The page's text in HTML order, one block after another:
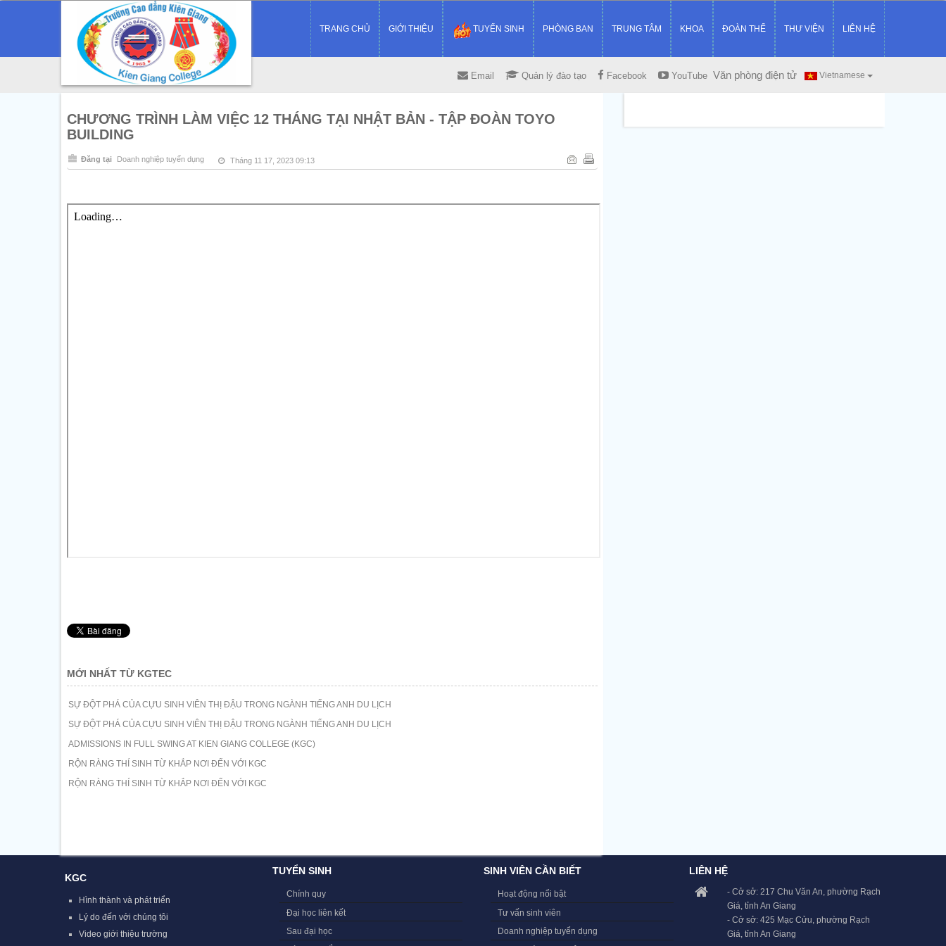
TRANG CHỦ GIỚI THIỆU TUYỂN SINH PHÒNG BAN TRUNG TÂM KHOA ĐOÀN THỂ THƯ VIỆN LIÊN HỆ
Vietnamese
Email Quản lý đào tạo Facebook YouTube Văn phòng điện tử
CHƯƠNG TRÌNH LÀM VIỆC 12 THÁNG TẠI NHẬT BẢN - TẬP ĐOÀN TOYO
BUILDING
Đăng tại Doanh nghiệp tuyển dụng Tháng 11 17, 2023 09:13
MỚI NHẤT TỪ KGTEC
SỰ ĐỘT PHÁ CỦA CỰU SINH VIÊN THỊ ĐẬU TRONG NGÀNH TIẾNG ANH DU LỊCH
SỰ ĐỘT PHÁ CỦA CỰU SINH VIÊN THỊ ĐẬU TRONG NGÀNH TIẾNG ANH DU LỊCH
ADMISSIONS IN FULL SWING AT KIEN GIANG COLLEGE (KGC)
RỘN RÀNG THÍ SINH TỪ KHẮP NƠI ĐẾN VỚI KGC
RỘN RÀNG THÍ SINH TỪ KHẮP NƠI ĐẾN VỚI KGC
KGC
Hình thành và phát triển
Lý do đến với chúng tôi
Video giới thiệu trường
TUYỂN SINH
Chính quy
Đại học liên kết
Sau đại học
SINH VIÊN CẦN BIẾT
Hoạt động nổi bật
Tư vấn sinh viên
Doanh nghiệp tuyển dụng
LIÊN HỆ
- Cở sở: 217 Chu Văn An, phường Rạch
Giá, tỉnh An Giang
- Cở sở: 425 Mạc Cửu, phường Rạch
Giá, tỉnh An Giang